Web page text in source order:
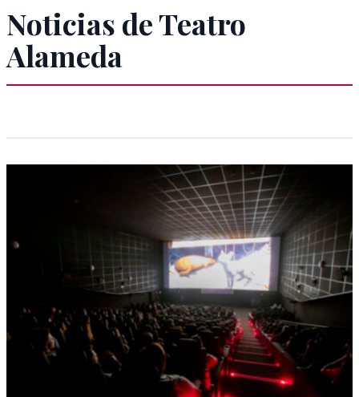
Noticias de Teatro
Alameda